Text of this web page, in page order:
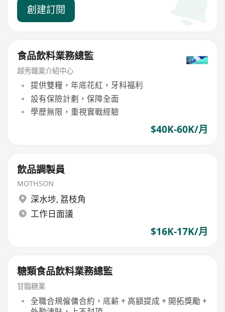
創建訂閱
食品飲料業務總監
越秀職業介紹中心
提供雙糧，年底花紅，牙科福利
設有保險計劃，保障全面
學歷無限，重視實戰經驗
$40K-60K/月
飲品調製員
MOTHSON
深水埗, 荔枝角
工作日面議
$16K-17K/月
糖類食品飲料業務總監
甘臨糖業
全職合規僱傭合約，底薪 + 高額提成 + 開拓獎勵 +